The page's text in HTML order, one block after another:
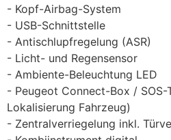
Kopf-Airbag-System
USB-Schnittstelle
Antischlupfregelung (ASR)
Licht- und Regensensor
Ambiente-Beleuchtung LED
Peugeot Connect-Box /
Lokalisierung Fahrzeug)
Zentralverriegelung inkl.